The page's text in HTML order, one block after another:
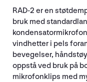
RAD-2 er en
bruk med
vindhetter i pels
bevegelser,
oppstå ved bruk på
mikrofonklips med